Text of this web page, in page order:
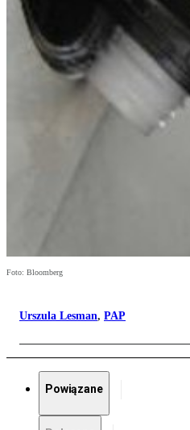
Foto: Bloomberg
Urszula Lesman, PAP
Powiązane